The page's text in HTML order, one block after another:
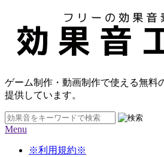
ゲーム制作・動画制作で使える無料
提供しています。
Menu
※利用規約※